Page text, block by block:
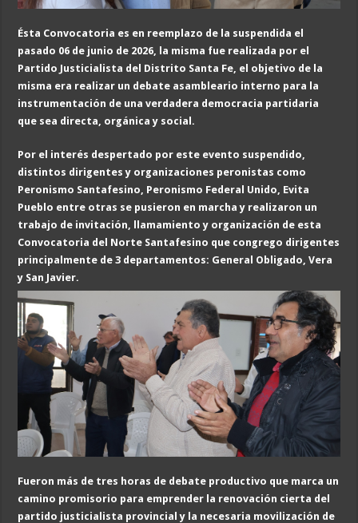
Ésta Convocatoria es en reemplazo de la suspendida e
pasado 06 de junio de 2026, la misma fue realizada por el
Partido Justicialista del Distrito Santa Fe, e l objetivo de la
misma era realizar un debate asambleario interno para la
instrumentación de una verdadera democracia partidaria
que sea directa, orgánica y social.
Por el interés despertado por este evento suspendido,
distintos dirigentes y organizaciones peronistas como
Peronismo Santafesino, Peronismo Federal Unido, Evita
Pueblo entre otras se pusieron en marcha y realizaron un
trabajo de invitación, llamamiento y organización de esta
Convocatoria del Norte Santafesino que congrego dirigentes
principalmente de 3 departamentos: General Obligado, Vera
y San Javier.
Fueron más de tres horas de debate productivo que marca un
camino promisorio para emprender la renovación cierta del
partido justicialista provincial y la necesaria movilización de